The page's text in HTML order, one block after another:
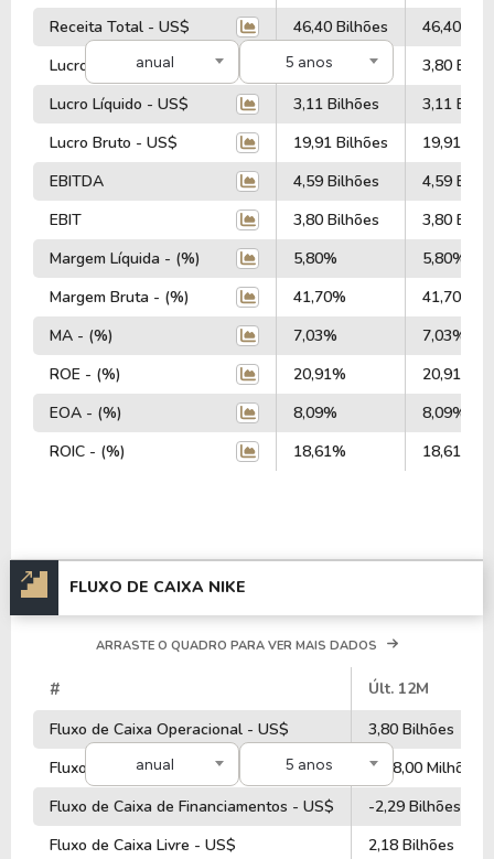
A empresa Nike INC (Estados Unidos), está listada
na NYSE com um valor de mercado de R$ 61,80
Bilhões, tendo um patrimônio de R$ 14,87 Bilhões.
Com um total de 75.400 funcionários, a empresa
está listada no setor de
Consumo Cíclicoe
categorizada na indústria deCalçados &
Acessórios.
Nos últimos 12 meses a empresa teve um
faturamento de R$ 46,40 Bilhões, que gerou um
lucro no valor de R$ 3,11 Bilhões.
Quanto aos seus principais indicadores, a empresa
possui um P/L de 19,89, um P/VP de 4,16 e nos
últimos 12 meses o dividend yeld da NKE ficou em
NIKE34, ou pode ser adquirida no exterior através
do tickerNKE.
anual 5 anos
Receita Total - US$
46,40 Bilhões
46,40
Lucro Operacional - US$
3,80 Bilhões
3,80
Lucro Líquido - US$
3,11 Bilhões
3,11
Lucro Bruto - US$
19,91 Bilhões
19,91
EBITDA
4,59 Bilhões
4,59
EBIT
3,80 Bilhões
3,80
Margem Líquida - (%)
5,80%
5,80%
Margem Bruta - (%)
41,70%
41,70%
MA - (%)
7,03%
7,03%
ROE - (%)
20,91%
20,91%
EOA - (%)
8,09%
8,09%
ROIC - (%)
18,61% 18,61%
FLUXO DE CAIXA NIKE
anual 5 anos
ARRASTE O QUADRO PARA VER MAIS DADOS
#
Últ. 12M
Fluxo de Caixa Operacional - US$
3,80 Bilhões
Fluxo de Caixa de Investimentos - US$
-488,00 Milhões
Fluxo de Caixa de Financiamentos - US$
-2,29 Bilhões
Fluxo de Caixa Livre - US$
2,18 Bilhões